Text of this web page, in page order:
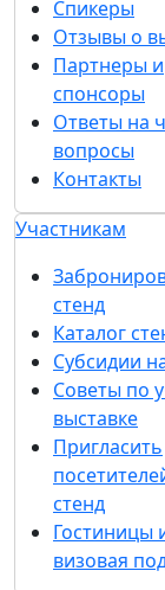
Спикеры
Отзывы о
Партнеры и
спонсоры
Ответы на
вопросы
Контакты
Участникам
стенд
Каталог
Субсидии
Советы по
выставке
Пригласить
стенд
Гостиницы
визовая